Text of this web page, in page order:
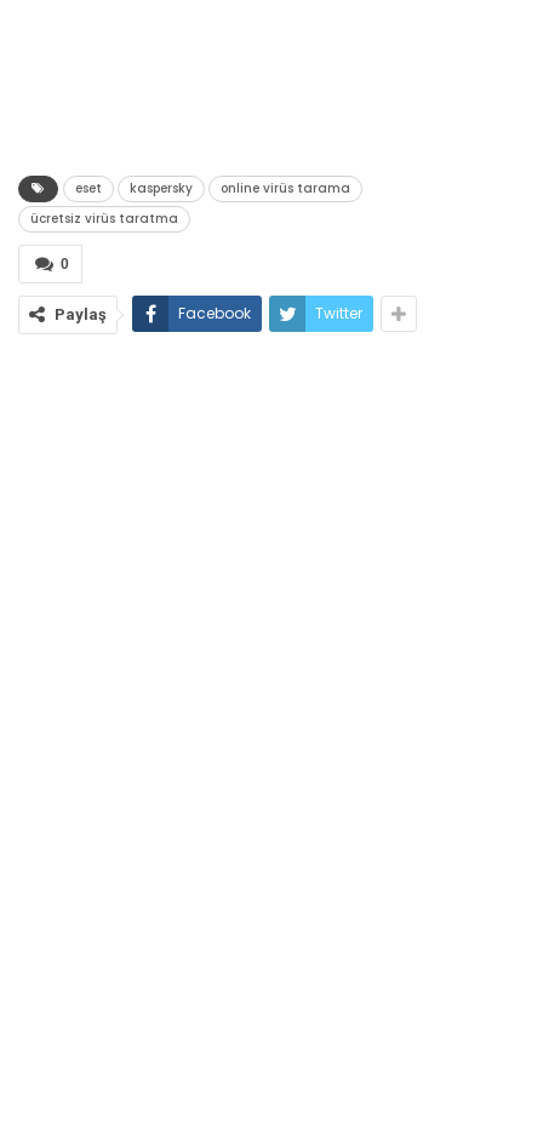
eset kaspersky
online virüs tarama
ücretsiz virüs taratma
0
Paylaş Facebook Twitter